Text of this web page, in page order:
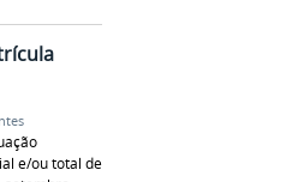
e/ou total de